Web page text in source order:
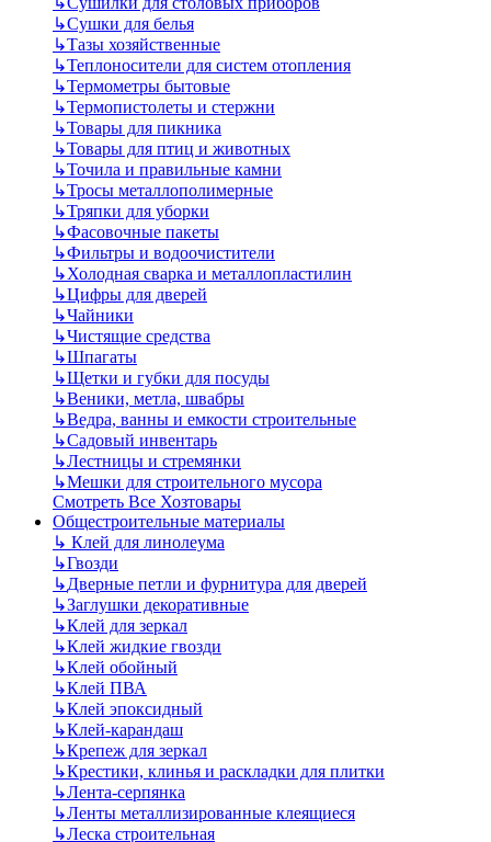
↳Сушки для белья
↳Тазы хозяйственные
↳Теплоносители для систем отопления
↳Термометры бытовые
↳Термопистолеты и стержни
↳Товары для пикника
↳Товары для птиц и животных
↳Точила и правильные камни
↳Тросы металлополимерные
↳Тряпки для уборки
↳Фасовочные пакеты
↳Фильтры и водоочистители
↳Холодная сварка и металлопластилин
↳Цифры для дверей
↳Чайники
↳Чистящие средства
↳Шпагаты
↳Щетки и губки для посуды
↳Веники, метла, швабры
↳Ведра, ванны и емкости строительные
↳Садовый инвентарь
↳Лестницы и стремянки
↳Мешки для строительного мусора
Смотреть Все Хозтовары
Общестроительные материалы
↳ Клей для линолеума
↳Гвозди
↳Дверные петли и фурнитура для дверей
↳Заглушки декоративные
↳Клей для зеркал
↳Клей жидкие гвозди
↳Клей обойный
↳Клей ПВА
↳Клей эпоксидный
↳Клей-карандаш
↳Крепеж для зеркал
↳Крестики, клинья и раскладки для плитки
↳Лента-серпянка
↳Ленты металлизированные клеящиеся
↳Леска строительная